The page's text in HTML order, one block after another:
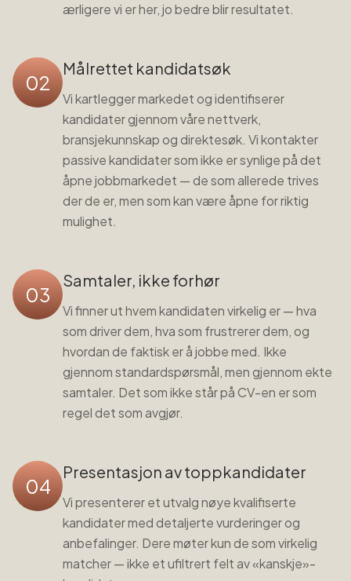
ærligere vi er her, jo bedre blir resultatet.
02
Målrettet kandidatsøk
Vi kartlegger markedet og identifiserer
kandidater gjennom våre nettverk,
bransjekunnskap og direktesøk. Vi kontakter
passive kandidater som ikke er synlige på det
åpne jobbmarkedet — de som allerede trives
der de er, men som kan være åpne for riktig
mulighet.
03
Samtaler, ikke forhør
Vi finner ut hvem kandidaten virkelig er — hva
som driver dem, hva som frustrerer dem, og
hvordan de faktisk er å jobbe med. Ikke
gjennom standardspørsmål, men gjennom ekte
samtaler. Det som ikke står på CV-en er som
regel det som avgjør.
04
Presentasjon av toppkandidater
Vi presenterer et utvalg nøye kvalifiserte
kandidater med detaljerte vurderinger og
anbefalinger. Dere møter kun de som virkelig
matcher — ikke et ufiltrert felt av «kanskje»-